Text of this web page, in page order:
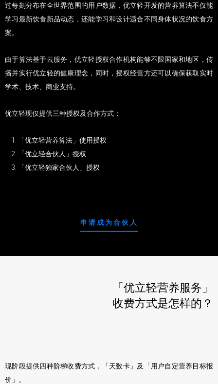
过每刻分布在全世界范围的用户数据，优立轻开发的营养算法不仅能
学习最新饮食新品动态，还能学习和设计适合不同身体状况的饮食方
案。
由于算法基于云服务，优立轻授权合作机构能够不限国家和地区，传
播并实行优立轻的健康理念，同时，授权经营方还可以确保获取实时
学术、技术、商业支持。
优立轻现仅提供三种授权及合作方式：
「优立轻营养算法」使用授权
「优立轻合伙人」授权
「优立轻独家合伙人」授权
申请成为合伙人
「优立轻营养服务」
收费方式是怎样的？
现阶段提供四种阶梯收费方式，「天数卡」及「用户自定营养目标报
价」。